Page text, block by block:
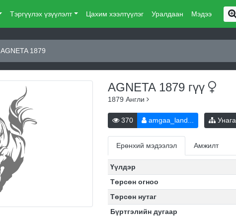
Тэргүүлэх үзүүлэлт Цахим хээлтүүлэг Уралдаан Мэдээ
AGNETA 1879
AGNETA 1879 гүү
1879 Англи
370 amgaa_land... Унага
Ерөнхий мэдээлэл Амжилт
Үүлдэр
Төрсөн огноо
Төрсөн нутаг
Бүртгэлийн дугаар